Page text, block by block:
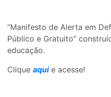
“Manifesto de Alerta em
Público e Gratuito”
educação.
Clique aquie acesse!